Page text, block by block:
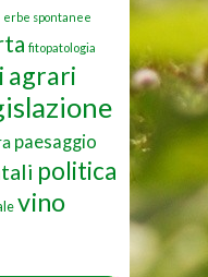
erbe spontanee
fitopatologia
agrari
paesaggio
politica
vino